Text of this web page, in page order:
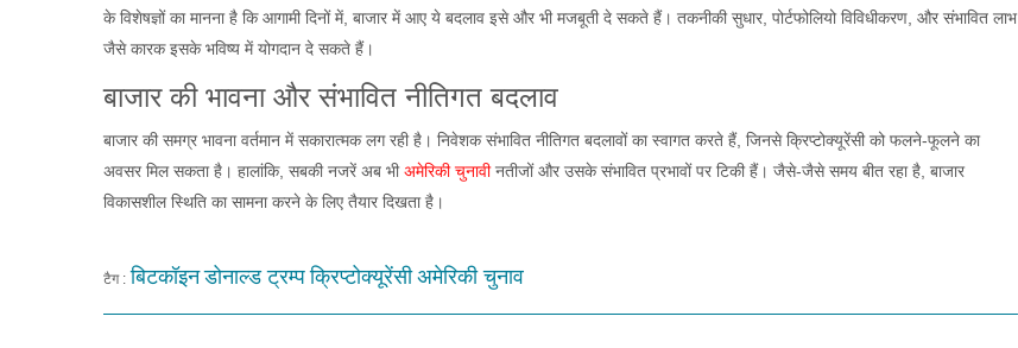
के विशेषज्ञों का मानना है कि आगामी दिनों में, बाजार में आए ये बदलाव इसे और भी मजबूती दे सकते हैं। तकनीकी सुधार, पोर्टफोलियो विविधीकरण, और संभावित लाभ
जैसे कारक इसके भविष्य में योगदान दे सकते हैं।
बाजार की भावना और संभावित नीतिगत बदलाव
बाजार की समग्र भावना वर्तमान में सकारात्मक लग रही है। निवेशक संभावित नीतिगत बदलावों का स्वागत करते हैं, जिनसे क्रिप्टोक्यूरेंसी को फलने-फूलने का
अवसर मिल सकता है। हालांकि, सबकी नजरें अब भीअमेरिकी चुनावी नतीजों और उसके संभावित प्रभावों पर टिकी हैं। जैसे-जैसे समय बीत रहा है, बाजार
विकासशील स्थिति का सामना करने के लिए तैयार दिखता है।
टैग : बिटकॉइन डोनाल्ड ट्रम्प क्रिप्टोक्यूरेंसी अमेरिकी चुनाव